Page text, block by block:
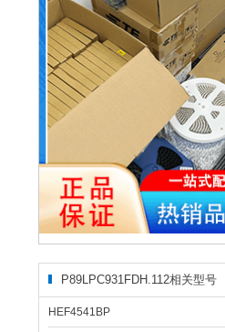
P89LPC931FDH.112相关型号
HEF4541BP